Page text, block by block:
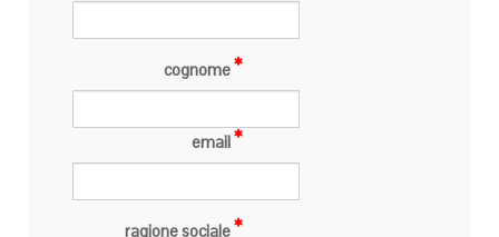
cognome
email
ragione sociale